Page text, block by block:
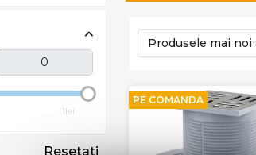
1lei
Resetati
Produsele mai
PE COMANDA